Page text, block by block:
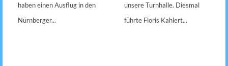
haben einen Ausflug in den
Nürnberger...
unsere Turnhalle. Diesmal
führte Floris Kahlert...